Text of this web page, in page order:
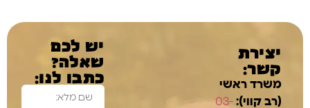
יצירת
קשר:
משרד ראשי
(רב קווי):03-
יש לכם
שאלה?
כתבו לנו: